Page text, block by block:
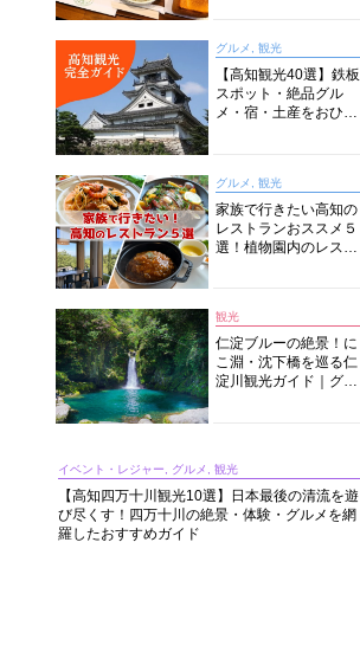
グルメ, 観光
【高知観光40選】鉄板
スポット・絶品グル
メ・宿・土産をおひと
グルメ, 観光
家族で行きたい高知の
レストランおススメ５
選！植物園内のレスト
観光
仁淀ブルーの絶景！に
こ淵・沈下橋を巡る仁
淀川観光ガイド｜グル
イベント・レジャー, グルメ, 観光
【高知四万十川観光10選】日本最後の清流を遊
び尽くす！四万十川の絶景・体験・グルメを網
羅したおすすめガイド